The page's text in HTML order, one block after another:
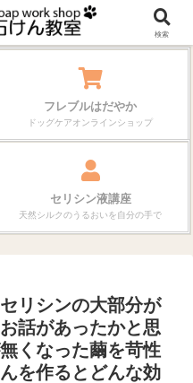
しを変えていく。
フレブルはだやか
ドッグケアオンラインショップ
セリシン液講座
天然シルクのうるおいを自分の手で
リシンの大部分が
話があったかと思
くなった繭を苛性
を作るとどんな効
検索